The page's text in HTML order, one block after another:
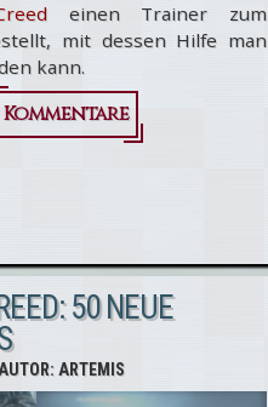
einen Trainer zum
mit dessen Hilfe man
kann.
Kommentare
50 NEUE
ARTEMIS